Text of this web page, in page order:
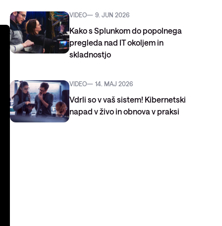
VIDEO 9. JUN 2026
Kako s Splunkom do popolnega
pregleda nad IT okoljem in
skladnostjo
VIDEO 14. MAJ 2026
Vdrli so v vaš sistem! Kibernetski
napad v živo in obnova v praksi